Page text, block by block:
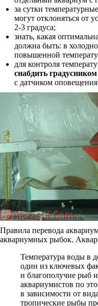
за сутки
могут отклоняться от
2-3 градуса;
знать, какая
должна быть: в
повышенной
для контроля
снабдить градусником
с датчиком
Правила перевода
аквариумных рыбок.
Температура воды в
один из ключевых
и благополучие рыб
аквариумистов по
в зависимости от
тропические рыбы